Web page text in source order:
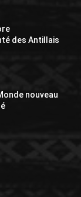
des Antillais
nouveau